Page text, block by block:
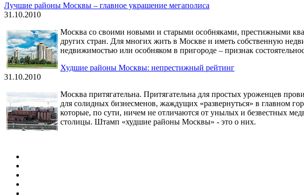
Лучшие районы Москвы – главное украшение мегаполиса
31.10.2010
Москва со своими новыми и старыми особняками, престижными
других стран. Для многих жить в Москве и иметь собственную
недвижимостью или особняком в пригороде – признак
Худшие районы Москвы: непрестижный рейтинг
31.10.2010
Москва притягательна. Притягательна для простых уроженцев
для солидных бизнесменов, жаждущих «развернуться» в главном
которые, по сути, ничем не отличаются от унылых и безвестных
столицы. Штамп «худшие районы Москвы» - это о них.